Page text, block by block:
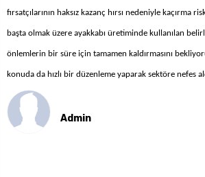
fırsatçılarının haksız kazanç hırsı nedeniyle kaçırma
başta olmak üzere ayakkabı üretiminde kullanılan
önlemlerin bir süre için tamamen kaldırmasını
konuda da hızlı bir düzenleme yaparak sektöre nefes
Admin